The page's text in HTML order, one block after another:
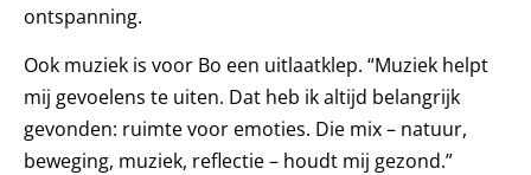
ontspanning.
Ook muziek is voor Bo een uitlaatklep. “Muziek helpt
mij gevoelens te uiten. Dat heb ik altijd belangrijk
gevonden: ruimte voor emoties. Die mix – natuur,
beweging, muziek, reflectie – houdt mij gezond.”